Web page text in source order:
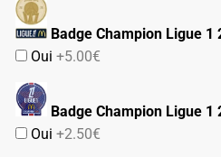
Badge Champion Ligue 1
Oui+5.00€
Badge Champion Ligue 1
Oui+2.50€